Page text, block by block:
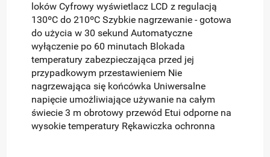
loków Cyfrowy wyświetlacz LCD z regulacją
130ºC do 210ºC Szybkie nagrzewanie - gotowa
do użycia w 30 sekund Automatyczne
wyłączenie po 60 minutach Blokada
temperatury zabezpieczająca przed jej
przypadkowym przestawieniem Nie
nagrzewająca się końcówka Uniwersalne
napięcie umożliwiające używanie na całym
świecie 3 m obrotowy przewód Etui odporne na
wysokie temperatury Rękawiczka ochronna